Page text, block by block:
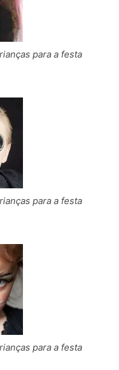
para a festa
para a festa
para a festa